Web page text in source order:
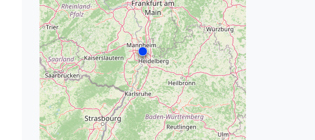
Leipzig
Dortmund
Essen